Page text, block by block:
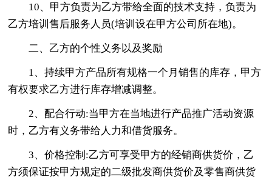
10、甲方负责为乙方带给全面的技术支持，负责为
乙方培训售后服务人员(培训设在甲方公司所在地)。
二、乙方的个性义务以及奖励
1、持续甲方产品所有规格一个月销售的库存，甲方
有权要求乙方进行库存增减调整。
2、配合行动:当甲方在当地进行产品推广活动资源
时，乙方有义务带给人力和借货服务。
3、价格控制:乙方可享受甲方的经销商供货价，乙
方须保证按甲方规定的二级批发商供货价及零售商供货